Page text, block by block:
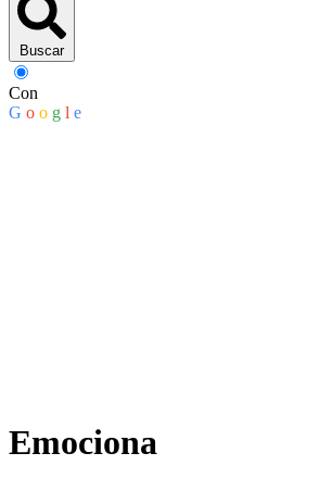
Buscar
Con
G o o g l e
Emociona